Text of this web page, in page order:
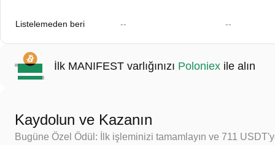
Listelemeden beri -- --
İlk MANIFEST varlığınızı Poloniex ile alın
Kaydolun ve Kazanın
Bugüne Özel Ödül: İlk işleminizi tamamlayın ve 711